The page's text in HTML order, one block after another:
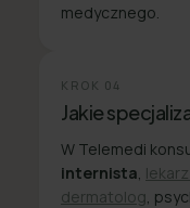
medycznego.
KROK 04
Jakie
W Telemedi
internista
dermatolog ,